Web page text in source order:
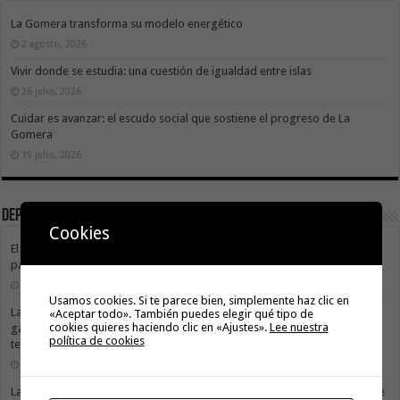
La Gomera transforma su modelo energético
2 agosto, 2026
Vivir donde se estudia: una cuestión de igualdad entre islas
26 julio, 2026
Cuidar es avanzar: el escudo social que sostiene el progreso de La
Gomera
19 julio, 2026
Deportes
El Cabildo de La Gomera y el Costa Adeje Tenerife renuevan su alianza
para promocionar el producto local
La X Cicloturista Virgen del Carmen adapta su recorrido y horario para
garantizar la seguridad de los participantes ante la alerta por altas
temperaturas
La X Cicloturista Virgen del Carmen recorrerá este sábado los paisajes de
Cookies
Usamos cookies. Si te parece bien, simplemente haz clic en
«Aceptar todo». También puedes elegir qué tipo de
cookies quieres haciendo clic en «Ajustes». Lee nuestra
política de cookies